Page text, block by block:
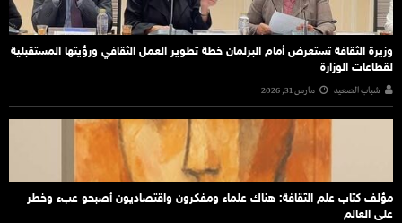
وزيرة الثقافة تستعرض أمام البرلمان خطة تطوير العمل الثقافي ورؤيتها المستقبلية
لقطاعات الوزارة
شباب الصعيد مارس 31, 2026
مؤلف كتاب علم الثقافة: هناك علماء ومفكرون واقتصاديون أصبحو عبء وخطر
على العالم